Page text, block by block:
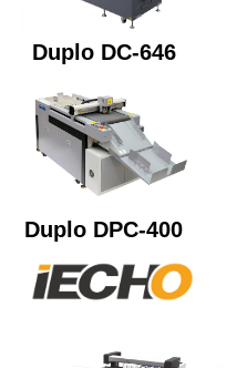
Duplo DC-646
Duplo DPC-400